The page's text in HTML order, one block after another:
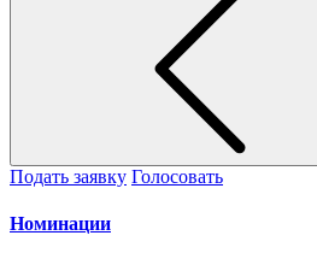
Подать заявку Голосовать
Номинации